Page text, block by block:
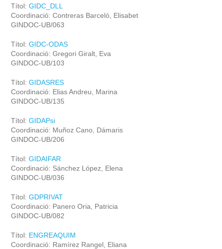
Títol: GIDC_DLL
Coordinació: Contreras Barceló, Elisabet
GINDOC-UB/063
Títol: GIDC-ODAS
Coordinació: Gregori Giralt, Eva
GINDOC-UB/103
Títol: GIDASRES
Coordinació: Elias Andreu, Marina
GINDOC-UB/135
Títol: GIDAPsi
Coordinació: Muñoz Cano, Dámaris
GINDOC-UB/206
Títol: GIDAIFAR
Coordinació: Sánchez López, Elena
GINDOC-UB/036
Títol: GDPRIVAT
Coordinació: Panero Oria, Patricia
GINDOC-UB/082
Títol: ENGREAQUIM
Coordinació: Ramírez Rangel, Eliana